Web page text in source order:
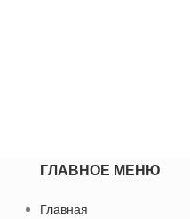
ГЛАВНОЕ МЕНЮ
Главная